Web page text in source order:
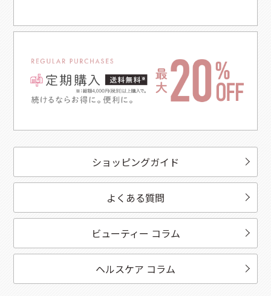
ショッピングガイド
よくある質問
ビューティー コラム
ヘルスケア コラム